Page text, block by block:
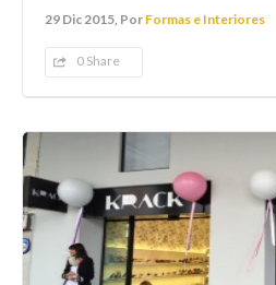
29 Dic 2015, Por Formas e Interiores
0 Share